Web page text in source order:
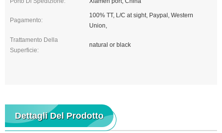
Pagamento:
100% TT, L/C at sight, Paypal, Western
Union,
Trattamento Della
Superficie:
natural or black
Dettagli Del Prodotto